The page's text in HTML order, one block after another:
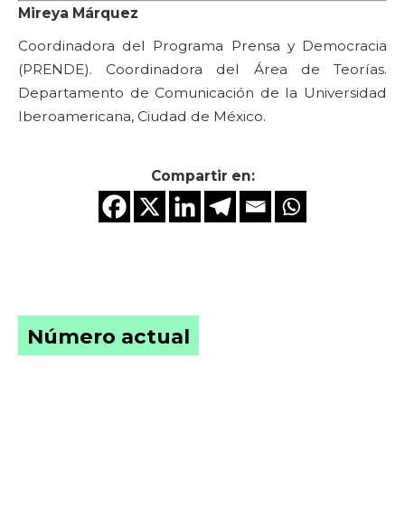
Mireya Márquez
Coordinadora del Programa Prensa y Democracia
(PRENDE). Coordinadora del Área de Teorías.
Departamento de Comunicación de la Universidad
Iberoamericana, Ciudad de México.
Compartir en:
Número actual